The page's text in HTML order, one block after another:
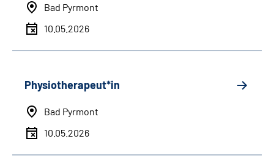
Bad Pyrmont
10.05.2026
Physiotherapeut*in
Bad Pyrmont
10.05.2026